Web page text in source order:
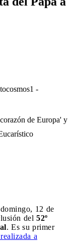
-
de Europa' y
12 de
del 52º
. Es su primer
a